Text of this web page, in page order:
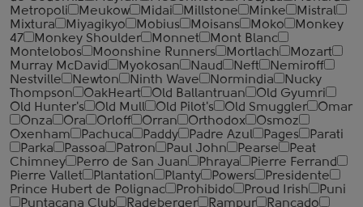
Metropoli
Meukow Midai Millstone Minke
Mistral
Mixtura
Miyagikyo Mobius Moisans Moko
Monkey
47
Monkey Shoulder Monnet
Mont Blanc
Montelobos
Moonshine Runners Mortlach
Mozart
Murray McDavid
Myokosan Naud Neft
Nemiroff
Nestville
Newton Ninth Wave Normindia
Nucky
Thompson
OakHeart Old Ballantruan
Old Gyumri
Old Hunter's
Old Mull Old Pilot's Old Smuggler
Omar
Onza
Ora Orloff Orran Orthodox
Osmoz
Oxenham
Pachuca Paddy Padre Azul Pages
Parati
Parka
Passoa Patron Paul John Pearse
Peat
Chimney
Perro de San Juan Phraya
Pierre Ferrand
Pierre Vallet
Plantation Planty Powers
Presidente
Prince Hubert de Polignac
Prohibido Proud Irish
Puni
Puntacana Club
Radeberger Rampur
Rancado